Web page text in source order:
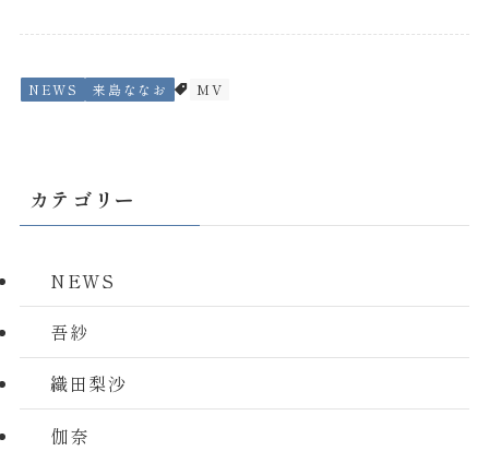
NEWS 来島ななお MV
カテゴリー
NEWS
吾紗
織田梨沙
伽奈